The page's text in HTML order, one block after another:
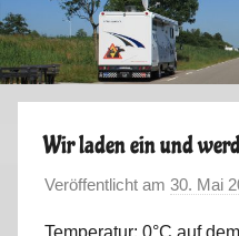
Wohnmobil
Wir laden ein und
Veröffentlicht am 30. Mai
Temperatur: 0°C auf